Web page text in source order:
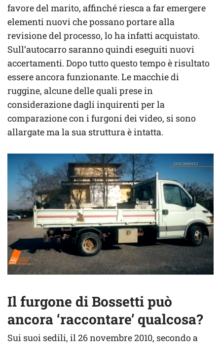
favore del marito, affinché riesca a far emergere
elementi nuovi che possano portare alla
revisione del processo, lo ha infatti acquistato.
Sull’autocarro saranno quindi eseguiti nuovi
accertamenti. Dopo tutto questo tempo è risultato
essere ancora funzionante. Le macchie di
ruggine, alcune delle quali prese in
considerazione dagli inquirenti per la
comparazione con i furgoni dei video, si sono
allargate ma la sua struttura è intatta.
Il furgone di Bossetti può
ancora ‘raccontare’ qualcosa?
Sui suoi sedili, il 26 novembre 2010, secondo a